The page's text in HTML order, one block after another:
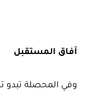
آفاق المستقبل
وفي المحصلة تبدو